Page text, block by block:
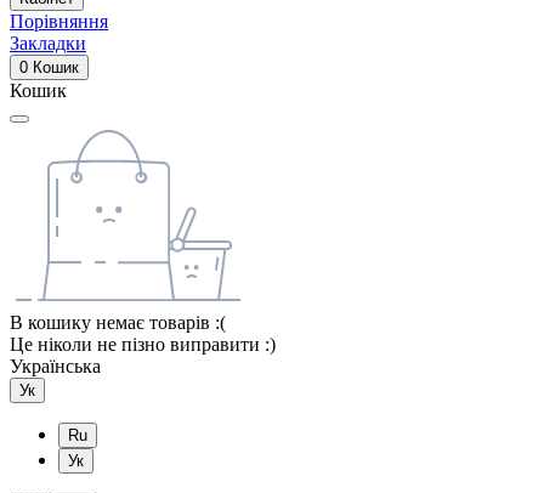
Порівняння
Закладки
0 Кошик
Кошик
В кошику немає товарів :(
Це ніколи не пізно виправити :)
Українська
Ук
Ru
Ук